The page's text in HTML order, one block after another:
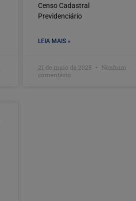
Censo Cadastral
Previdenciário
LEIA MAIS »
21 de maio de 2025
Nenhum
comentário